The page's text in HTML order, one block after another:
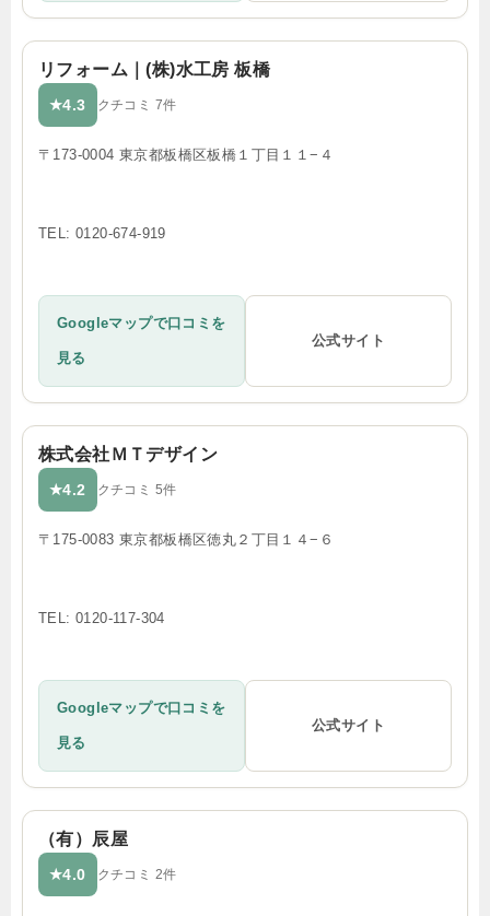
リフォーム｜(株)水工房 板橋
★4.3 クチコミ 7件
〒173-0004 東京都板橋区板橋１丁目１１−４
TEL: 0120-674-919
Googleマップで口コミを
見る
公式サイト
株式会社ＭＴデザイン
★4.2 クチコミ 5件
〒175-0083 東京都板橋区徳丸２丁目１４−６
TEL: 0120-117-304
Googleマップで口コミを
見る
公式サイト
（有）辰屋
★4.0 クチコミ 2件